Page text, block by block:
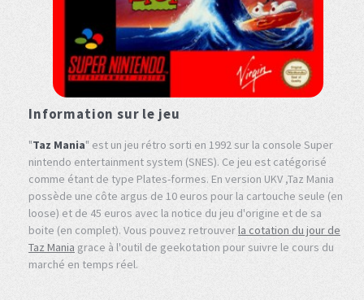
Information sur le jeu
"Taz Mania" est un jeu rétro sorti en 1992 sur la console Super
nintendo entertainment system (SNES). Ce jeu est catégorisé
comme étant de type Plates-formes. En version UKV ,Taz Mania
possède une côte argus de 10 euros pour la cartouche seule (en
loose) et de 45 euros avec la notice du jeu d'origine et de sa
boite (en complet). Vous pouvez retrouverla cotation du jour de
Taz Mania grace à l'outil de geekotation pour suivre le cours du
marché en temps réel.